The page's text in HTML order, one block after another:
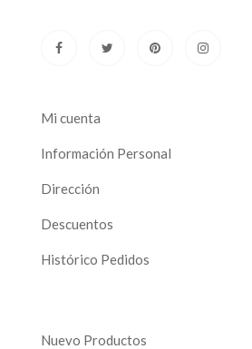
Mi cuenta
Información Personal
Dirección
Descuentos
Histórico Pedidos
Nuevo Productos